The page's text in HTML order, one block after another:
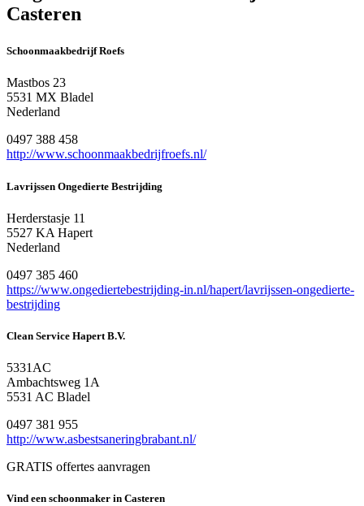
Casteren
Schoonmaakbedrijf Roefs
Mastbos 23
5531 MX Bladel
Nederland
0497 388 458
http://www.schoonmaakbedrijfroefs.nl/
Lavrijssen Ongedierte Bestrijding
Herderstasje 11
5527 KA Hapert
Nederland
0497 385 460
https://www.ongediertebestrijding-in.nl/hapert/lavrijssen-ongedierte-
bestrijding
Clean Service Hapert B.V.
5331AC
Ambachtsweg 1A
5531 AC Bladel
0497 381 955
http://www.asbestsaneringbrabant.nl/
GRATIS offertes aanvragen
Vind een schoonmaker in Casteren